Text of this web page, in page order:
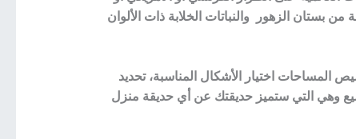
الزهور والنباتات الخلابة ذات الألوان
اختيار الأشكال المناسبة، تحديد
وهي التي ستميز حديقتك عن أي حديقة منزل